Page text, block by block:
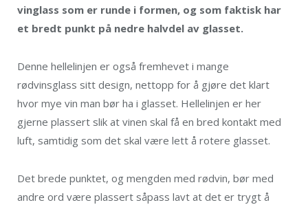
vinglass som er runde i formen, og som faktisk har
et bredt punkt på nedre halvdel av glasset.
Denne hellelinjen er også fremhevet i mange
rødvinsglass sitt design, nettopp for å gjøre det klart
hvor mye vin man bør ha i glasset. Hellelinjen er her
gjerne plassert slik at vinen skal få en bred kontakt med
luft, samtidig som det skal være lett å rotere glasset.
Det brede punktet, og mengden med rødvin, bør med
andre ord være plassert såpass lavt at det er trygt å